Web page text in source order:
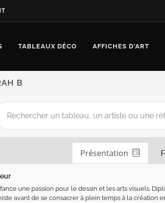
TABLEAUX DÉCO AFFICHES D'ART
B
Présentation
une passion pour le dessin et les arts visuels.
avant de se consacrer à plein temps à la création